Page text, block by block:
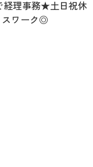
経理事務★土日祝休
スワーク◎